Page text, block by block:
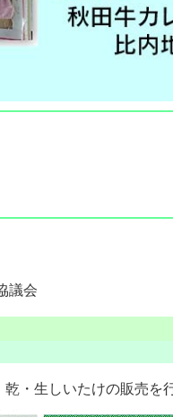
議会
・生しいたけの販売を